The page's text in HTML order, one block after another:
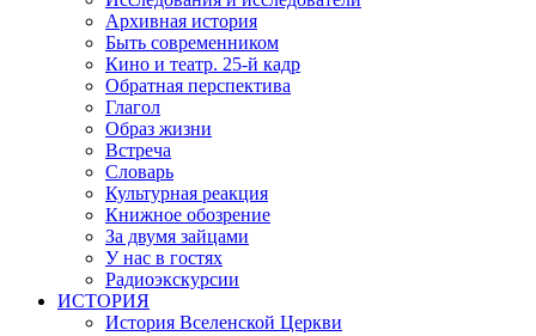
Архивная история
Быть современником
Кино и театр. 25-й кадр
Обратная перспектива
Глагол
Образ жизни
Встреча
Словарь
Культурная реакция
Книжное обозрение
За двумя зайцами
У нас в гостях
Радиоэкскурсии
ИСТОРИЯ
История Вселенской Церкви